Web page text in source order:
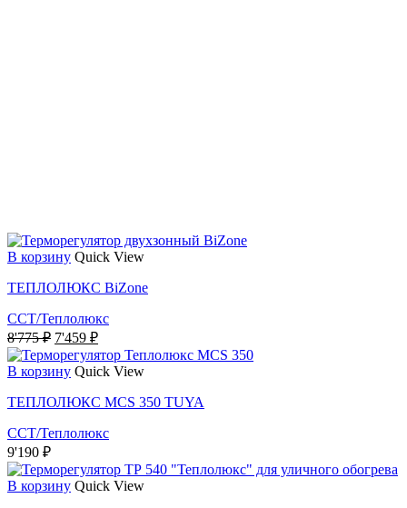
В корзину Quick View
ТЕПЛОЛЮКС BiZone
ССТ/Теплолюкс
8'775₽ Первоначальная
цена
составляла
7'459 ₽Текущая
цена:
7'459 ₽.
В корзину Quick View
ТЕПЛОЛЮКС MCS 350 TUYA
ССТ/Теплолюкс
9'190 ₽
В корзину Quick View